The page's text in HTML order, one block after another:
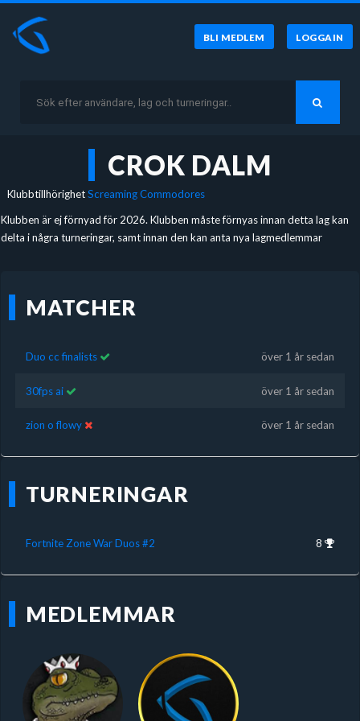
BLI MEDLEM LOGGA IN
CROK DALM
KlubbtillhörighetScreaming Commodores
Klubben är ej förnyad för 2026. Klubben måste förnyas innan detta lag kan
delta i några turneringar, samt innan den kan anta nya lagmedlemmar
MATCHER
Duo cc finalists över 1 år sedan
30fps ai över 1 år sedan
zion o flowy över 1 år sedan
TURNERINGAR
Fortnite Zone War Duos #2 8
MEDLEMMAR